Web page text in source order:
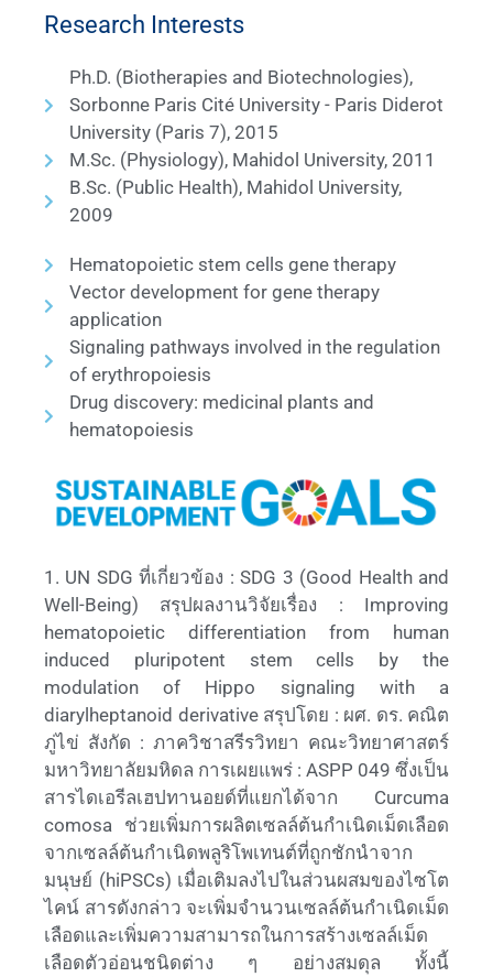
Research Interests​
Ph.D. (Biotherapies and Biotechnologies),
Sorbonne Paris Cité University - Paris Diderot
University (Paris 7), 2015
M.Sc. (Physiology), Mahidol University, 2011
B.Sc. (Public Health), Mahidol University,
2009
Hematopoietic stem cells gene therapy
Vector development for gene therapy
application
Signaling pathways involved in the regulation
of erythropoiesis
Drug discovery: medicinal plants and
hematopoiesis
1. UN SDG ที่เกี่ยวข้อง : SDG 3 (Good Health and
Well-Being) สรุปผลงานวิจัยเรื่อง : Improving
hematopoietic differentiation from human
induced pluripotent stem cells by the
modulation of Hippo signaling with a
diarylheptanoid derivative สรุปโดย : ผศ. ดร. คณิต
ภู่ไข่ สังกัด : ภาควิชาสรีรวิทยา คณะวิทยาศาสตร์
มหาวิทยาลัยมหิดล การเผยแพร่ : ASPP 049 ซึ่งเป็น
สารไดเอรีลเฮปทานอยด์ที่แยกได้จาก Curcuma
comosa ช่วยเพิ่มการผลิตเซลล์ต้นกำเนิดเม็ดเลือด
จากเซลล์ต้นกำเนิดพลูริโพเทนต์ที่ถูกชักนำจาก
มนุษย์ (hiPSCs) เมื่อเติมลงไปในส่วนผสมของไซโต
ไคน์ สารดังกล่าว จะเพิ่มจำนวนเซลล์ต้นกำเนิดเม็ด
เลือดและเพิ่มความสามารถในการสร้างเซลล์เม็ด
เลือดตัวอ่อนชนิดต่าง ๆ อย่างสมดุล ทั้งนี้